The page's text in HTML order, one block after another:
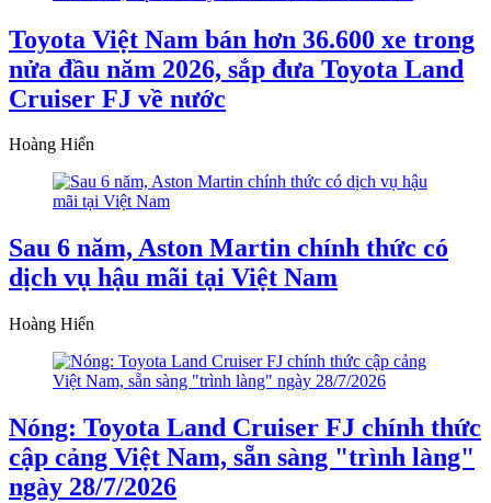
Toyota Việt Nam bán hơn 36.600 xe trong
nửa đầu năm 2026, sắp đưa Toyota Land
Cruiser FJ về nước
Hoàng Hiển
Sau 6 năm, Aston Martin chính thức có
dịch vụ hậu mãi tại Việt Nam
Hoàng Hiển
Nóng: Toyota Land Cruiser FJ chính thức
cập cảng Việt Nam, sẵn sàng "trình làng"
ngày 28/7/2026